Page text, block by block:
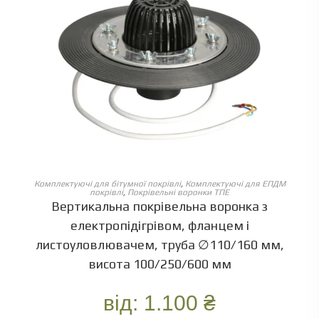
ОБЕРІТЬ ОПЦІЇ
Комплектуючі для бітумної покрівлі, Комплектуючі для ЕПДМ
покрівлі, Покрівельні воронки ТПЕ
Вертикальна покрівельна воронка з
електропідігрівом, фланцем і
листоуловлювачем, труба ∅110/160 мм,
висота 100/250/600 мм
від: 1.100 ₴